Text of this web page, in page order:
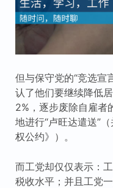
但与保守党的“竞选宣
认了他们要继续降低
2%，逐步废除自雇者
地进行“卢旺达遣送”
权公约》）。
而工党却仅仅表示：
税收水平；并且工党